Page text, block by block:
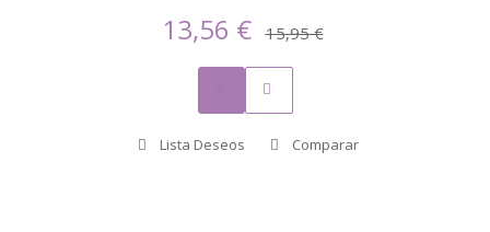
13,56 € 15,95 €
Lista Deseos Comparar